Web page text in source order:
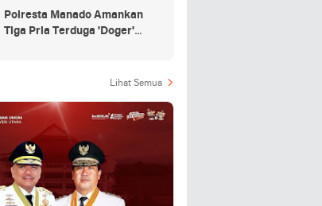
Polresta Manado Amankan
Tiga Pria Terduga 'Doger'
Lihat Semua